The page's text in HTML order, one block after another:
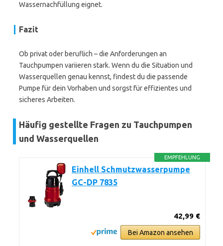
Wassernachfüllung eignet.
Fazit
Ob privat oder beruflich – die Anforderungen an
Tauchpumpen variieren stark. Wenn du die Situation und
Wasserquellen genau kennst, findest du die passende
Pumpe für dein Vorhaben und sorgst für effizientes und
sicheres Arbeiten.
Häufig gestellte Fragen zu Tauchpumpen
und Wasserquellen
EMPFEHLUNG
Einhell Schmutzwasserpumpe
GC-DP 7835
42,99 €
Bei Amazon ansehen